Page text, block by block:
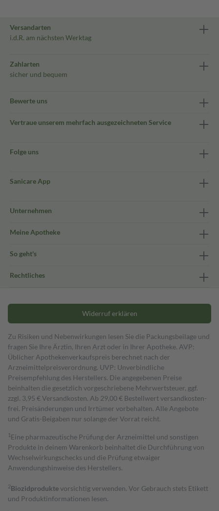
Versandarten
i.d.R. am nächsten Werktag
Zahlarten
sicher und bequem
Bewerte uns
Vertraue unserem mehrfach ausgezeichneten Service
Folge uns
Sanicare App
Unternehmen
Meine Apotheke
So geht's
Rechtliches
Widerruf erklären
Zu Risiken und Nebenwirkungen lesen Sie die Packungsbeilage und
fragen Sie Ihre Ärztin, Ihren Arzt oder in Ihrer Apotheke. AVP:
Üblicher Apothekenverkaufspreis berechnet nach der
Arzneimittelpreisverordnung. UVP: Unverbindliche
Preisempfehlung des Herstellers. Die angegebenen Preise
beinhalten die gesetzlich vorgeschriebene Mehrwertsteuer, ggf.
zzgl. 3,95 € Versandkosten. Ab 29,00 € Bestell­wert versand­kosten­
frei. Preisänderungen und Irrtümer vorbehalten. Alle Angebote
und Gratis-Beigaben nur solange der Vorrat reicht.
1 Eine pharmazeutische Prüfung der Arzneimittel und sonstigen
Produkte in deinem Warenkorb beinhaltet die Durchführung von
Wechselwirkungschecks und die Prüfung etwaiger
Anwendungshinweise des Herstellers.
2Biozidproduktevorsichtig verwenden. Vor Gebrauch stets Etikett
und Produktinformationen lesen.